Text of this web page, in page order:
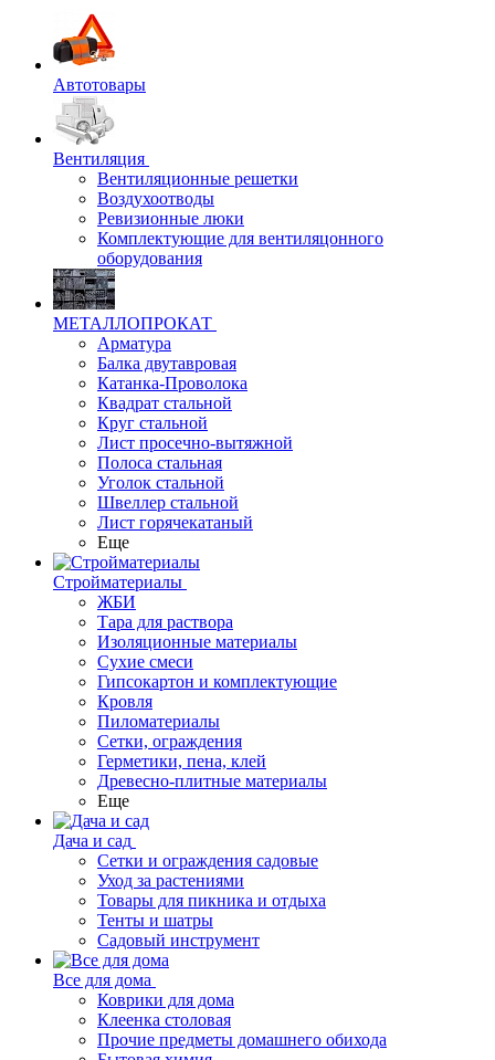
Автотовары
Вентиляция
Вентиляционные решетки
Воздухоотводы
Ревизионные люки
Комплектующие для вентиляцонного
оборудования
МЕТАЛЛОПРОКАТ
Арматура
Балка двутавровая
Катанка-Проволока
Квадрат стальной
Круг стальной
Лист просечно-вытяжной
Полоса стальная
Уголок стальной
Швеллер стальной
Лист горячекатаный
Еще
Стройматериалы
ЖБИ
Тара для раствора
Изоляционные материалы
Сухие смеси
Гипсокартон и комплектующие
Кровля
Пиломатериалы
Сетки, ограждения
Герметики, пена, клей
Древесно-плитные материалы
Еще
Дача и сад
Сетки и ограждения садовые
Уход за растениями
Товары для пикника и отдыха
Тенты и шатры
Садовый инструмент
Все для дома
Коврики для дома
Клеенка столовая
Прочие предметы домашнего обихода